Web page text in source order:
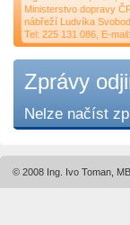
Ministerstvo dopravy
nábřeží Ludvíka
Tel: 225 131 086, E-mail:
Zprávy
Nelze načíst
© 2008 Ing. Ivo Toman,